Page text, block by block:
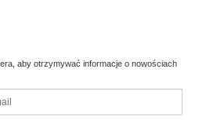
aby otrzymywać informacje o nowościach